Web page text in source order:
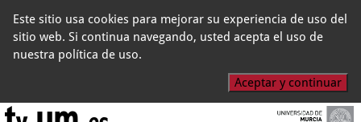
Este sitio usa cookies para mejorar su experiencia de uso del
sitio web. Si continua navegando, usted acepta el uso de
nuestra política de uso.
Aceptar y continuar